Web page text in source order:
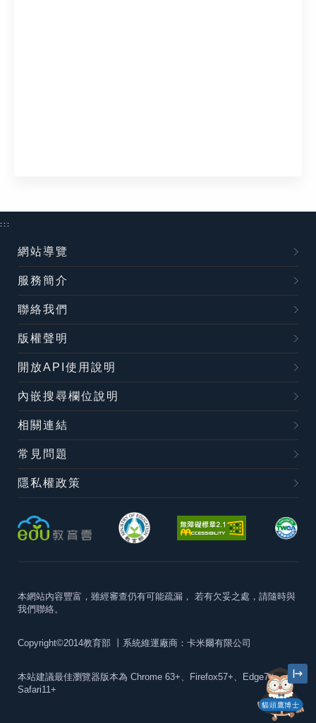
貓頭鷹博士
:::
網站導覽
服務簡介
聯絡我們
版權聲明
開放API使用說明
內嵌搜尋欄位說明
相關連結
常見問題
隱私權政策
本網站內容豐富，雖經審查仍有可能疏漏， 若有欠妥之處，請隨時與
我們聯絡。
Copyright©2014教育部 丨系統維運廠商：卡米爾有限公司
本站建議最佳瀏覽器版本為 Chrome 63+、Firefox57+、Edge79+及
Safari11+